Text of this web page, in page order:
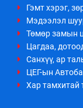
Гэмт хэрэг,
Мэдээлэл
Төмөр замын
Цагдаа,
Санхүү, ар
ЦЕГ-ын
Хар тамхитай